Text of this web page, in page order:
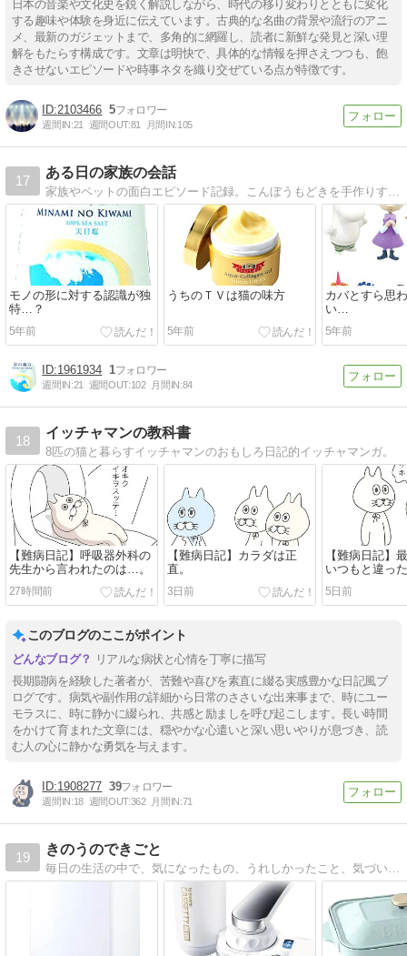
日本の音楽や文化史を鋭く解説しながら、時代の移り変わりとともに変化
する趣味や体験を身近に伝えています。古典的な名曲の背景や流行のアニ
メ、最新のガジェットまで、多角的に網羅し、読者に新鮮な発見と深い理
解をもたらす構成です。文章は明快で、具体的な情報を押さえつつも、飽
きさせないエピソードや時事ネタを織り交ぜている点が特徴です。
2103466 5
週間IN:21 週間OUT:81 月間IN:105
17
ある日の家族の会話
家族やペットの面白エピソード記録。こんぼうもどきを手作りする兄弟や猫と肉を間違える祖母など面白家族の日常です。
モノの形に対する認識が独
特…？
5年前
うちのＴＶは猫の味方
5年前
カバとすら思
い…
5年前
1961934 1
週間IN:21 週間OUT:102 月間IN:84
18
イッチャマンの教科書
8匹の猫と暮らすイッチャマンのおもしろ日記的イッチャマンガ。
【難病日記】呼吸器外科の
先生から言われたのは…。
27時間前
【難病日記】カラダは正
直。
3日前
【難病日記】
いつもと違っ
5日前
このブログのここがポイント
リアルな病状と心情を丁寧に描写
長期闘病を経験した著者が、苦難や喜びを素直に綴る実感豊かな日記風ブ
ログです。病気や副作用の詳細から日常のささいな出来事まで、時にユー
モラスに、時に静かに綴られ、共感と励ましを呼び起こします。長い時間
をかけて育まれた文章には、穏やかな心遣いと深い思いやりが息づき、読
む人の心に静かな勇気を与えます。
1908277 39
週間IN:18 週間OUT:362 月間IN:71
19
きのうのできごと